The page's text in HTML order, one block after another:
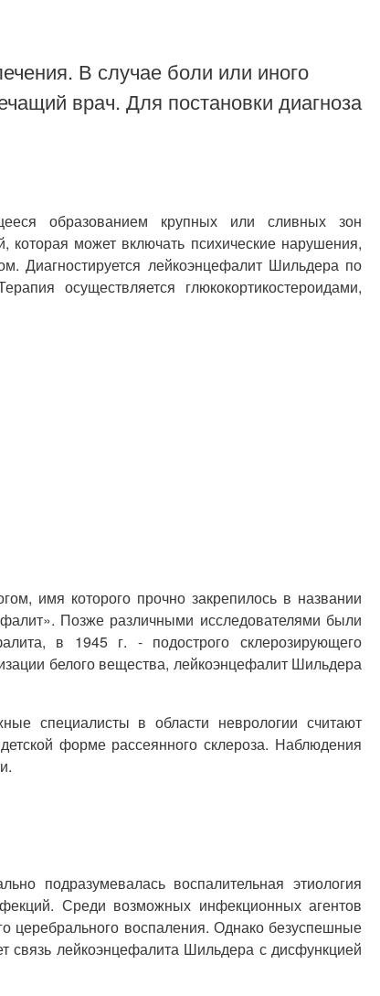
В случае боли или иного
врач. Для постановки диагноза
образованием крупных или сливных зон
может включать психические нарушения,
Диагностируется лейкоэнцефалит Шильдера по
осуществляется глюкокортикостероидами,
имя которого прочно закрепилось в названии
Позже различными исследователями были
в 1945 г. - подострого склерозирующего
белого вещества, лейкоэнцефалит Шильдера
специалисты в области неврологии считают
форме рассеянного склероза. Наблюдения
подразумевалась воспалительная этиология
Среди возможных инфекционных агентов
церебрального воспаления. Однако безуспешные
связь лейкоэнцефалита Шильдера с дисфункцией